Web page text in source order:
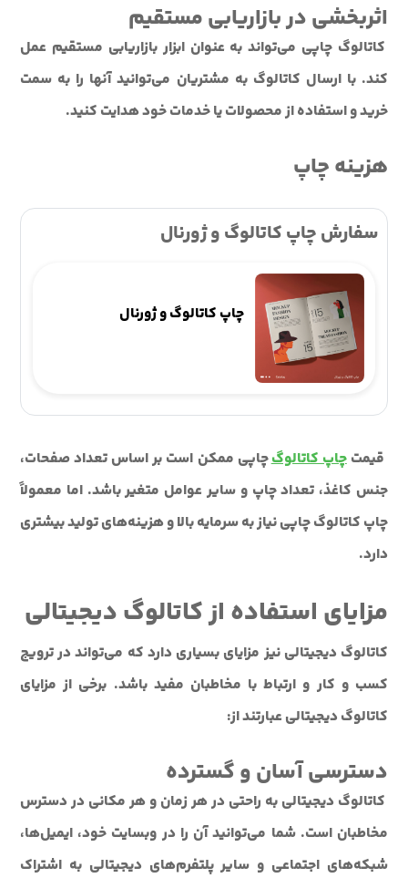
اثربخشی در بازاریابی مستقیم
کاتالوگ چاپی می‌تواند به عنوان ابزار بازاریابی مستقیم عمل
کند. با ارسال کاتالوگ به مشتریان می‌توانید آنها را به سمت
خرید و استفاده از محصولات یا خدمات خود هدایت کنید.
هزینه چاپ
سفارش چاپ کاتالوگ و ژورنال
چاپ کاتالوگ و ژورنال
قیمتچاپ کاتالوگچاپی ممکن است بر اساس تعداد صفحات،
جنس کاغذ، تعداد چاپ و سایر عوامل متغیر باشد. اما معمولاً
چاپ کاتالوگ چاپی نیاز به سرمایه بالا و هزینه‌های تولید بیشتری
دارد.
مزایای استفاده از کاتالوگ دیجیتالی
کاتالوگ دیجیتالی نیز مزایای بسیاری دارد که می‌تواند در ترویج
کسب و کار و ارتباط با مخاطبان مفید باشد. برخی از مزایای
کاتالوگ دیجیتالی عبارتند از:
دسترسی آسان و گسترده
کاتالوگ دیجیتالی به راحتی در هر زمان و هر مکانی در دسترس
مخاطبان است. شما می‌توانید آن را در وبسایت خود، ایمیل‌ها،
شبکه‌های اجتماعی و سایر پلتفرم‌های دیجیتالی به اشتراک